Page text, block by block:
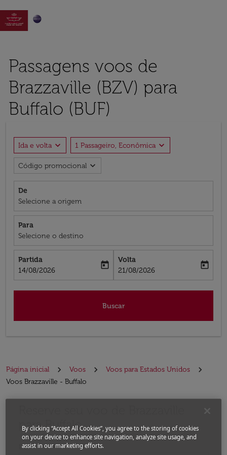

Passagens voos de
Brazzaville (BZV) para
Buffalo (BUF)
Ida e volta expand_more 1 Passageiro, Econômica expand_more
Código promocional expand_more
De
Selecione a origem
Para
Selecione o destino
Partida
fc-booking-departure-date-aria-label
14/08/2026
today
Volta
fc-booking-return-date-aria-label
21/08/2026
today
Buscar
Página inicial Voos
Voos para Estados Unidos
Voos Brazzaville - Buffalo
para Buffalo
De
By clicking “Accept All Cookies”, you agree to the storing of cookies
on your device to enhance site navigation, analyze site usage, and
assist in our marketing efforts.